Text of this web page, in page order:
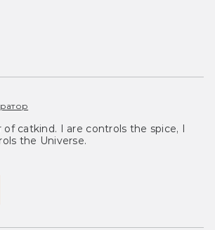
of catkind. I are controls the spice, I
the Universe.